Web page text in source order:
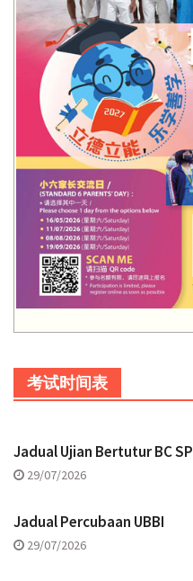
考试时间表
Jadual Ujian Bertutur BC
29/07/2026
Jadual Percubaan UBBI
29/07/2026